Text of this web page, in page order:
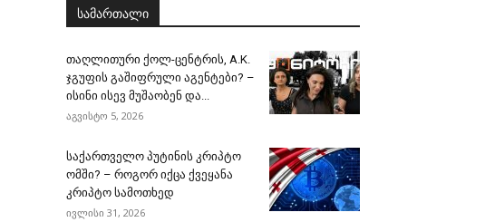
სამართალი
თაღლითური ქოლ-ცენტრის, A.K.
ჯგუფის გაშიფრული აგენტები? –
ისინი ისევ მუშაობენ და...
აგვისტო 5, 2026
საქართველო პუტინის კრიპტო
ომში? – როგორ იქცა ქვეყანა
კრიპტო სამოთხედ
ივლისი 31, 2026